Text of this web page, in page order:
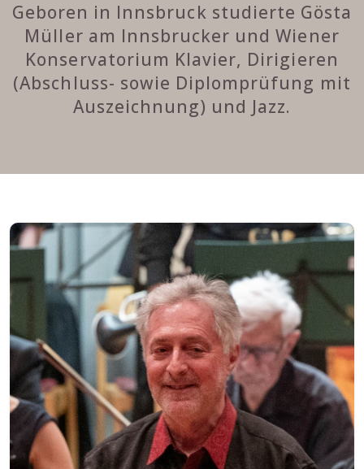
Geboren in Innsbruck studierte Gösta
Müller am Innsbrucker und Wiener
Konservatorium Klavier, Dirigieren
(Abschluss- sowie Diplomprüfung mit
Auszeichnung) und Jazz.